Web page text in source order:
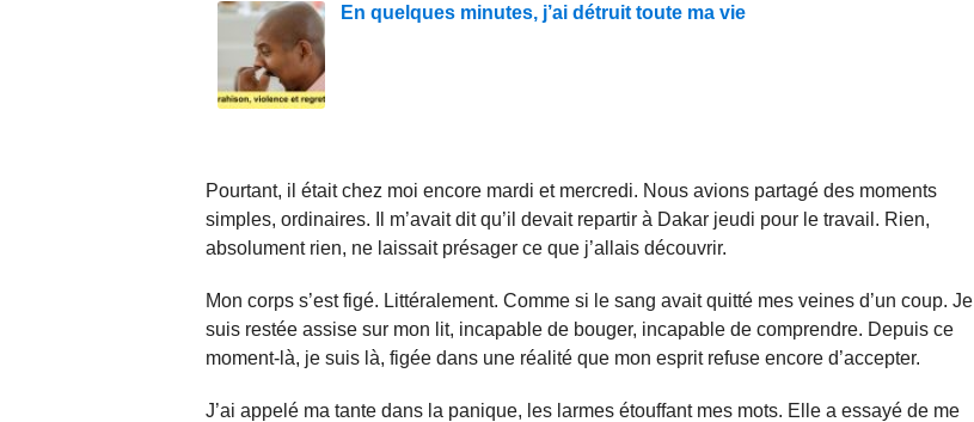
En quelques minutes, j’ai détruit toute ma vie
Pourtant, il était chez moi encore mardi et mercredi. Nous avions partagé des moments
simples, ordinaires. Il m’avait dit qu’il devait repartir à Dakar jeudi pour le travail. Rien,
absolument rien, ne laissait présager ce que j’allais découvrir.
Mon corps s’est figé. Littéralement. Comme si le sang avait quitté mes veines d’un coup. Je
suis restée assise sur mon lit, incapable de bouger, incapable de comprendre. Depuis ce
moment-là, je suis là, figée dans une réalité que mon esprit refuse encore d’accepter.
J’ai appelé ma tante dans la panique, les larmes étouffant mes mots. Elle a essayé de me